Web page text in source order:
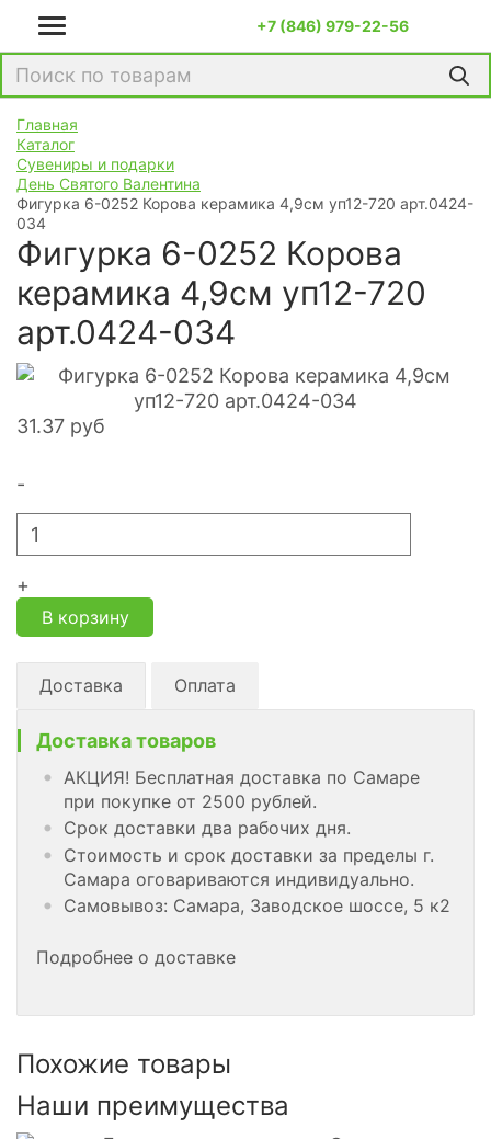
+7 (846) 979-22-56
Главная
Каталог
Сувениры и подарки
День Святого Валентина
Фигурка 6-0252 Корова керамика 4,9см уп12-720 арт.0424-
034
Фигурка 6-0252 Корова
керамика 4,9см уп12-720
арт.0424-034
31.37 руб
-
+
В корзину
Доставка Оплата
Доставка товаров
АКЦИЯ! Бесплатная доставка по Самаре
при покупке от 2500 рублей.
Срок доставки два рабочих дня.
Стоимость и срок доставки за пределы г.
Самара оговариваются индивидуально.
Самовывоз: Самара, Заводское шоссе, 5 к2
Подробнее о доставке
Похожие товары
Наши преимущества